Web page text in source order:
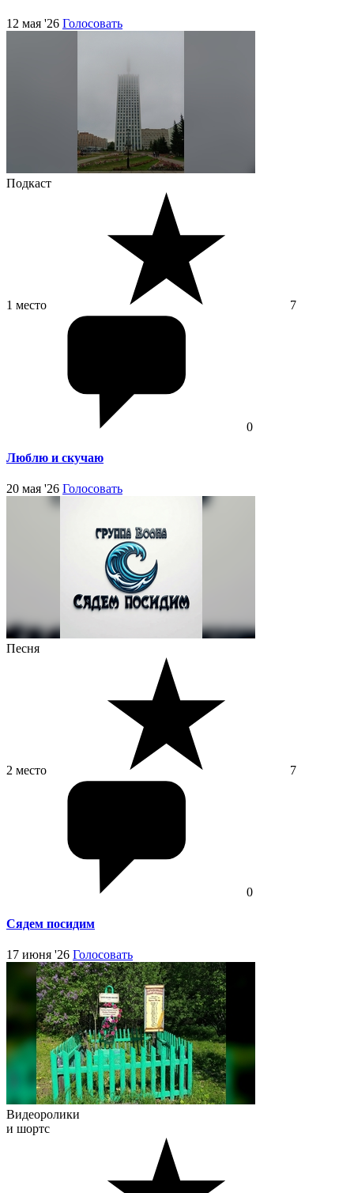
12 мая '26 Голосовать
Подкаст
1 место 7
0
Люблю и скучаю
20 мая '26 Голосовать
Песня
2 место 7
0
Сядем посидим
17 июня '26 Голосовать
Видеоролики
и шортс